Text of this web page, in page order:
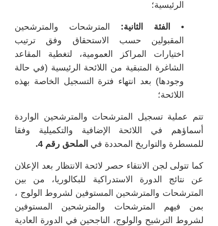
الرئيسية؛
• الفئة الثانية: المترشحات والمترشحين
المقبولين حسب الاستحقاق وفق ترتيب
اختيارات المراكز العمومية، لتغطية المقاعد
الشاغرة المتبقية من اللائحة الرئيسية (في حالة
وجودها) بعد انتهاء فترة التسجيل الخاصة بهذه
اللائحة؛
تتم عملية تسجيل المترشحات والمترشحين الواردة
أسماؤهم في اللائحة الإضافية والتكميلية وفقا
للمسطرة والتواريخ المحددة في الملحق رقم 4.
كما تتولى لجن الانتقاء حصر لائحة الانتظار بعد الإعلان
عن نتائج الدورة الاستدراكية للبكالوريا، من بين
المترشحات والمترشحين المستوفين لشروط الولوج ،
بمن فيهم المترشحات والمترشحين المستوفين
لشروط الترشيح والولوج، الناجحين في الدورة العادية